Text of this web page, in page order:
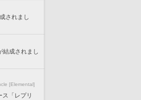
されまし
結成されまし
[Elemental]
ス「レプリ